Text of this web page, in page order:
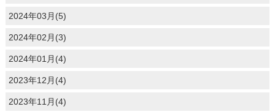
2024年03月(5)
2024年02月(3)
2024年01月(4)
2023年12月(4)
2023年11月(4)